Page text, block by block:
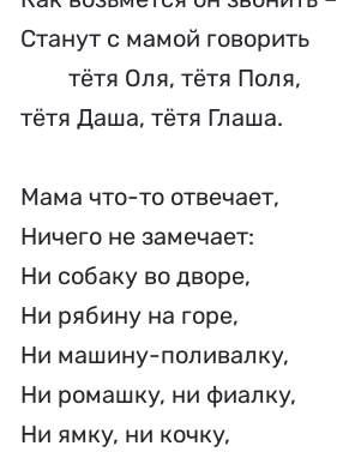
Станут с мамой говорить
	тётя Оля, тётя Поля,
тётя Даша, тётя Глаша.
Мама что-то отвечает,
Ничего не замечает:
Ни собаку во дворе,
Ни рябину на горе,
Ни машину-поливалку,
Ни ромашку, ни фиалку,
Ни ямку, ни кочку,